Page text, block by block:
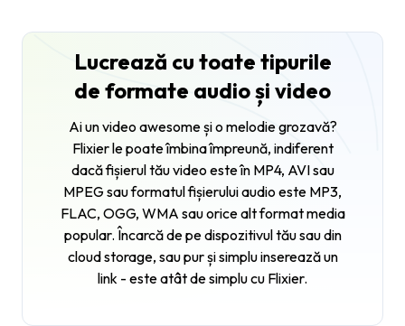
Lucrează cu toate tipurile
de formate audio și video
Ai un video awesome și o melodie grozavă?
Flixier le poate îmbina împreună, indiferent
dacă fișierul tău video este în MP4, AVI sau
MPEG sau formatul fișierului audio este MP3,
FLAC, OGG, WMA sau orice alt format media
popular. Încarcă de pe dispozitivul tău sau din
cloud storage, sau pur și simplu inserează un
link - este atât de simplu cu Flixier.